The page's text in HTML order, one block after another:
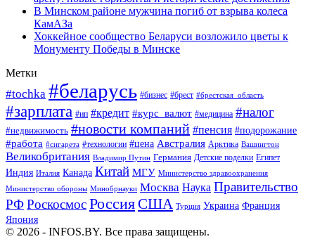
В Минском районе мужчина погиб от взрыва колеса
КамАЗа
Хоккейное сообщество Беларуси возложило цветы к
Монументу Победы в Минске
Метки
#tochka #беларусь #бизнес #брест #брестская_область
#зарплата #ип #кредит #курс_валют #медицина #налог
#недвижимость #новости компаний #пенсия #подорожание
#работа #сигарета #технологии #цена Австралия Арктика Вашингтон
Великобритания Владимир Путин Германия Детские поделки Египет
Индия Италия Канада Китай МГУ Министерство здравоохранения
Министерство обороны Минобрнауки Москва Наука Правительство
РФРоскосмосРоссияСША Турция Украина Франция
Япония
© 2026 - INFOS.BY. Все права защищены.